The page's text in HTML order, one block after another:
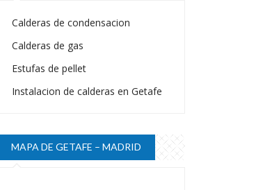
Calderas de condensacion
Calderas de gas
Estufas de pellet
Instalacion de calderas en Getafe
MAPA DE GETAFE – MADRID